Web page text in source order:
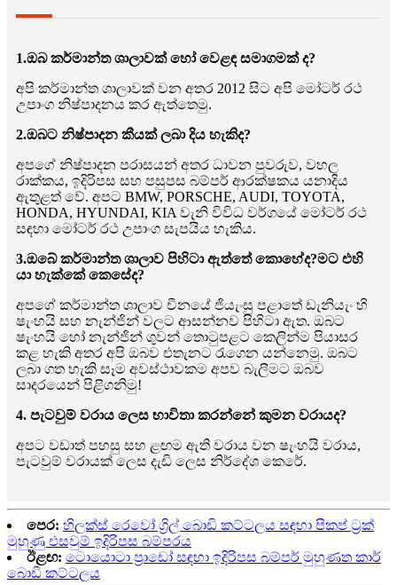
1.ඔබ කර්මාන්ත ශාලාවක් හෝ වෙළඳ සමාගමක් ද?
අපි කර්මාන්ත ශාලාවක් වන අතර 2012 සිට අපි මෝටර් රථ
උපාංග නිෂ්පාදනය කර ඇත්තෙමු.
2.ඔබට නිෂ්පාදන කීයක් ලබා දිය හැකිද?
අපගේ නිෂ්පාදන පරාසයන් අතර ධාවන පුවරුව, වහල
රාක්කය, ඉදිරිපස සහ පසුපස බම්පර් ආරක්ෂකය යනාදිය
ඇතුළත් වේ. අපට BMW, PORSCHE, AUDI, TOYOTA,
HONDA, HYUNDAI, KIA වැනි විවිධ වර්ගයේ මෝටර් රථ
සඳහා මෝටර් රථ උපාංග සැපයිය හැකිය.
3.ඔබේ කර්මාන්ත ශාලාව පිහිටා ඇත්තේ කොහේද?මට එහි
යා හැක්කේ කෙසේද?
අපගේ කර්මාන්ත ශාලාව චීනයේ ජියැංසු පළාතේ ඩැනියැං හි
ෂැංහයි සහ නැන්ජින් වලට ආසන්නව පිහිටා ඇත. ඔබට
ෂැංහයි හෝ නැන්ජින් ගුවන් තොටුපළට කෙලින්ම පියාසර
කළ හැකි අතර අපි ඔබව එතැනට රැගෙන යන්නෙමු. ඔබට
ලබා ගත හැකි සෑම අවස්ථාවකම අපව බැලීමට ඔබව
සාදරයෙන් පිළිගනිමු!
4. පැටවුම් වරාය ලෙස භාවිතා කරන්නේ කුමන වරායද?
අපට වඩාත් පහසු සහ ළඟම ඇති වරාය වන ෂැංහයි වරාය,
පැටවුම් වරායක් ලෙස දැඩි ලෙස නිර්දේශ කෙරේ.
පෙර: හිලක්ස් රෙවෝ ග්‍රිල් බොඩි කට්ටලය සඳහා පිකප් ට්‍රක්
මුහුණු එසවුම් ඉදිරිපස බම්පරය
ඊළඟ: ටොයොටා ප්‍රාඩෝ සඳහා ඉදිරිපස බම්පර් මුහුණත කාර්
බොඩි කට්ටලය